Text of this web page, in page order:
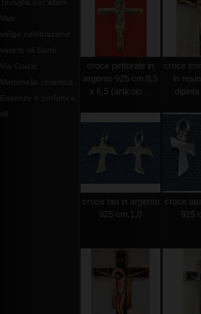
valige celebrazione
Mattonella ceramica
Essenze e profumi e
croce pettorale in
argento 925 cm.8,5
x 6,5 (articolo ...
croce
in
croce tau in argento
925 cm.1,0
croce
925